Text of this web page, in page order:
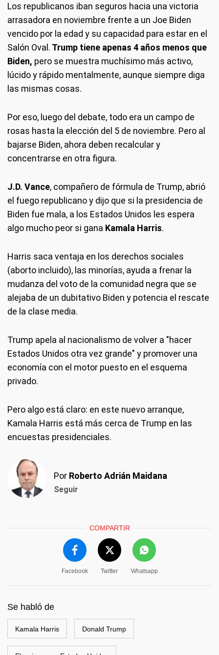
Los republicanos iban seguros hacia una victoria
arrasadora en noviembre frente a un Joe Biden
vencido por la edad y su capacidad para estar en el
Salón Oval. Trump tiene apenas 4 años menos que
Biden, pero se muestra muchísimo más activo,
lúcido y rápido mentalmente, aunque siempre diga
las mismas cosas.
Por eso, luego del debate, todo era un campo de
rosas hasta la elección del 5 de noviembre. Pero al
bajarse Biden, ahora deben recalcular y
concentrarse en otra figura.
J.D. Vance, compañero de fórmula de Trump, abrió
el fuego republicano y dijo que si la presidencia de
Biden fue mala, a los Estados Unidos les espera
algo mucho peor si gana Kamala Harris.
Harris saca ventaja en los derechos sociales
(aborto incluido), las minorías, ayuda a frenar la
mudanza del voto de la comunidad negra que se
alejaba de un dubitativo Biden y potencia el rescate
de la clase media.
Trump apela al nacionalismo de volver a "hacer
Estados Unidos otra vez grande" y promover una
economía con el motor puesto en el esquema
privado.
Pero algo está claro: en este nuevo arranque,
Kamala Harris está más cerca de Trump en las
encuestas presidenciales.
Por Roberto Adrián Maidana
Seguir
COMPARTIR
Facebook Twitter Whatsapp
Se habló de
Kamala Harris Donald Trump